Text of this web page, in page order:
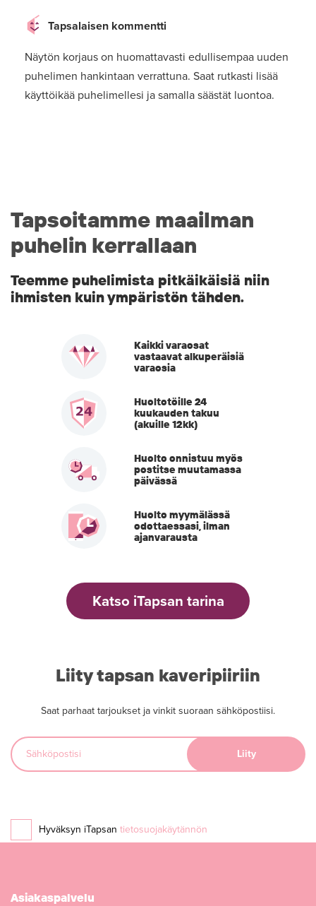
Tapsalaisen kommentti
Näytön korjaus on huomattavasti edullisempaa uuden
puhelimen hankintaan verrattuna. Saat rutkasti lisää
käyttöikää puhelimellesi ja samalla säästät luontoa.
Tapsoitamme maailman
puhelin kerrallaan
Teemme puhelimista pitkäikäisiä niin
ihmisten kuin ympäristön tähden.
Kaikki varaosat
vastaavat alkuperäisiä
varaosia
Huoltotöille 24
kuukauden takuu
(akuille 12kk)
Huolto onnistuu myös
postitse muutamassa
päivässä
Huolto myymälässä
odottaessasi, ilman
ajanvarausta
Katso iTapsan tarina
Liity tapsan kaveripiiriin
Saat parhaat tarjoukset ja vinkit suoraan sähköpostiisi.
Hyväksyn iTapsan tietosuojakäytännön
Asiakaspalvelu